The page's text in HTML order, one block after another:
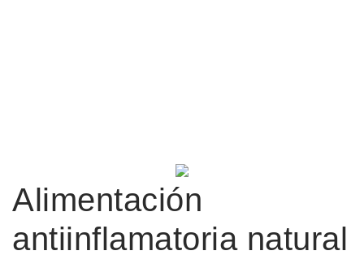
Alimentación
antiinflamatoria natural